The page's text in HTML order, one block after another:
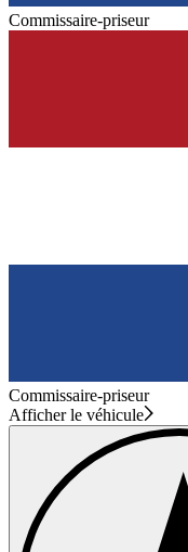
Commissaire-priseur
Commissaire-priseur
Afficher le véhicule